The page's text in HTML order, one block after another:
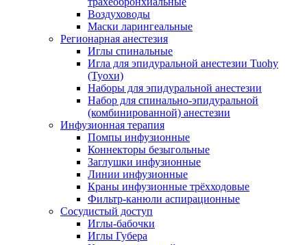
Воздуховоды
Маски ларингеальные
Регионарная анестезия
Иглы спинальные
Игла для эпидуральной анестезии Tuohy
(Туохи)
Наборы для эпидуральной анестезии
Набор для спинально-эпидуральной
(комбинированной) анестезии
Инфузионная терапия
Помпы инфузионные
Коннекторы безыгольные
Заглушки инфузионные
Линии инфузионные
Краны инфузионные трёхходовые
Фильтр-канюли аспирационные
Сосудистый доступ
Иглы-бабочки
Иглы Губера